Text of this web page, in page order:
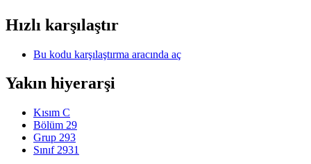
Hızlı karşılaştır
Bu kodu karşılaştırma aracında aç
Yakın hiyerarşi
Kısım C
Bölüm 29
Grup 293
Sınıf 2931